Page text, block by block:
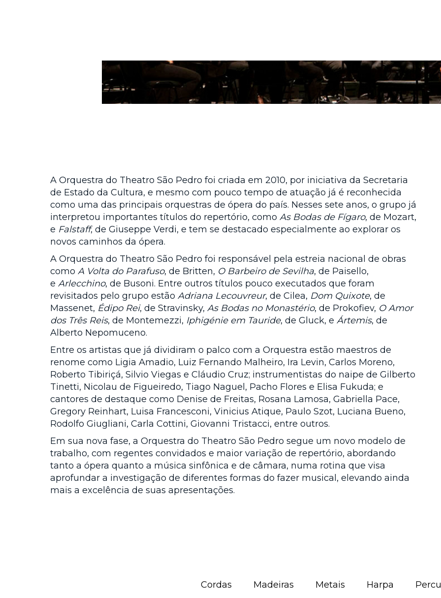
A Orquestra do Theatro São Pedro foi criada em 2010, por iniciativa da Secretaria
de Estado da Cultura, e mesmo com pouco tempo de atuação já é reconhecida
como uma das principais orquestras de ópera do país. Nesses sete anos, o grupo já
interpretou importantes títulos do repertório, como As Bodas de Fígaro, de Mozart,
e Falstaff, de Giuseppe Verdi, e tem se destacado especialmente ao explorar os
novos caminhos da ópera.
A Orquestra do Theatro São Pedro foi responsável pela estreia nacional de obras
como A Volta do Parafuso, de Britten, O Barbeiro de Sevilha, de Paisello,
e Arlecchino, de Busoni. Entre outros títulos pouco executados que foram
revisitados pelo grupo estão Adriana Lecouvreur, de Cilea, Dom Quixote, de
Massenet, Édipo Rei, de Stravinsky, As Bodas no Monastério, de Prokofiev, O Amor
dos Três Reis, de Montemezzi, Iphigénie em Tauride, de Gluck, e Ártemis, de
Alberto Nepomuceno.
Entre os artistas que já dividiram o palco com a Orquestra estão maestros de
renome como Ligia Amadio, Luiz Fernando Malheiro, Ira Levin, Carlos Moreno,
Roberto Tibiriçá, Silvio Viegas e Cláudio Cruz; instrumentistas do naipe de Gilberto
Tinetti, Nicolau de Figueiredo, Tiago Naguel, Pacho Flores e Elisa Fukuda; e
cantores de destaque como Denise de Freitas, Rosana Lamosa, Gabriella Pace,
Gregory Reinhart, Luisa Francesconi, Vinicius Atique, Paulo Szot, Luciana Bueno,
Rodolfo Giugliani, Carla Cottini, Giovanni Tristacci, entre outros.
Em sua nova fase, a Orquestra do Theatro São Pedro segue um novo modelo de
trabalho, com regentes convidados e maior variação de repertório, abordando
tanto a ópera quanto a música sinfônica e de câmara, numa rotina que visa
aprofundar a investigação de diferentes formas do fazer musical, elevando ainda
mais a excelência de suas apresentações.
Cordas Madeiras Metais Harpa